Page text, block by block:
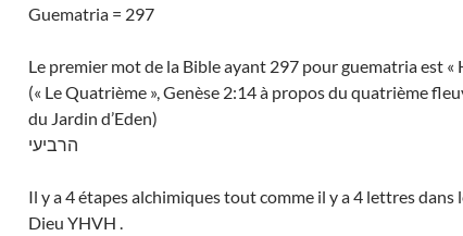
Guematria = 297
Le premier mot de la Bible ayant 297 pour guematria est «
(« Le Quatrième », Genèse 2:14 à propos du quatrième
du Jardin d’Eden)
הרביעי
Il y a 4 étapes alchimiques tout comme il y a 4 lettres dans
Dieu YHVH .